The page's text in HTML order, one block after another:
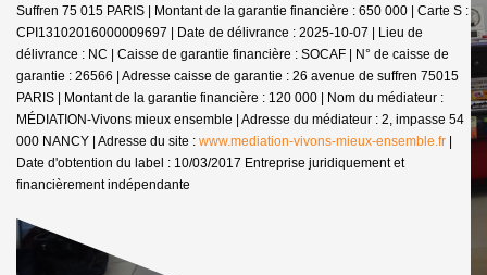
Suffren 75 015 PARIS | Montant de la garantie financière : 650 000 | Carte S :
CPI13102016000009697 | Date de délivrance : 2025-10-07 | Lieu de
délivrance : NC | Caisse de garantie financière : SOCAF | N° de caisse de
garantie : 26566 | Adresse caisse de garantie : 26 avenue de suffren 75015
PARIS | Montant de la garantie financière : 120 000 | Nom du médiateur :
MÉDIATION-Vivons mieux ensemble | Adresse du médiateur : 2, impasse 54
000 NANCY | Adresse du site : www.mediation-vivons-mieux-ensemble.fr
Date d'obtention du label : 10/03/2017 Entreprise juridiquement et
financièrement indépendante